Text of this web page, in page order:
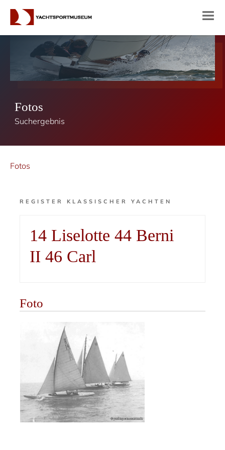
Fotos
Suchergebnis
Fotos
REGISTER KLASSISCHER YACHTEN
14 Liselotte 44 Berni
II 46 Carl
Foto